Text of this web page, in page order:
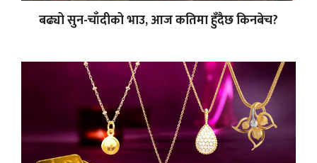
बढ्यो सुन-चाँदीको भाउ, आज कतिमा हुँदैछ किनबेच?